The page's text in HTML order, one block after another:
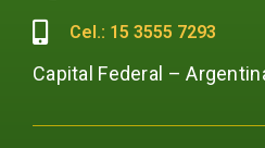
Cel.: 15 3555 7293
Capital Federal –